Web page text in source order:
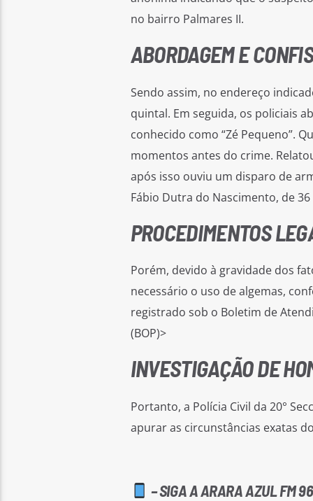
no bairro Palmares II.
ABORDAGEM E
Sendo assim, no endereço
quintal. Em seguida, os policiais
conhecido como “Zé Pequeno”.
momentos antes do crime.
após isso ouviu um disparo de
Fábio Dutra do Nascimento, de 36
PROCEDIMENTOS
Porém, devido à gravidade dos
necessário o uso de algemas,
registrado sob o Boletim de
(BOP)>
INVESTIGAÇÃO DE
Portanto, a Polícia Civil da 20°
apurar as circunstâncias exatas
– SIGA A ARARA AZUL FM